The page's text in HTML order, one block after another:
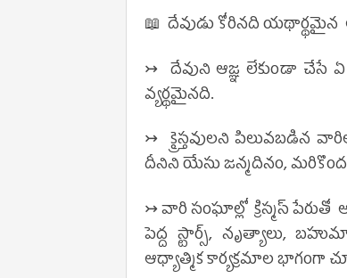
📖 దేవుడు కోరినదియథార్థమైన
↣ దేవుని ఆజ్ఞ లేకుండా చేసే
వ్యర్థమైనది.
↣ క్రైస్తవులని పిలువబడిన
దీనిని యేసు జన్మదినం,
↣ వారి సంఘాల్లో క్రిస్మస్ పేరుతో
పెద్ద స్టార్స్, నృత్యాలు,
ఆధ్యాత్మిక కార్యక్రమాల భాగంగా